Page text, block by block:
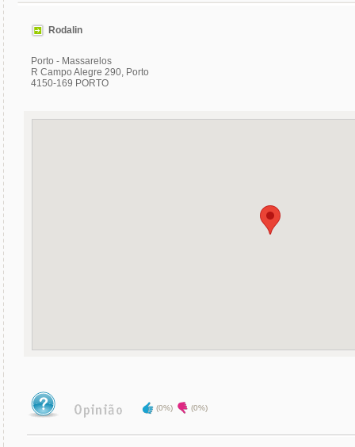
Rodalin
Porto - Massarelos
R Campo Alegre 290, Porto
4150-169 PORTO
(0%) (0%)